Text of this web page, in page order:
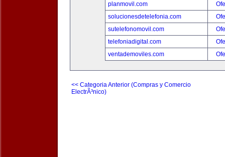
planmovil.com
solucionesdetelefonia.com
sutelefonomovil.com
telefoniadigital.com
ventademoviles.com
<< Categoria Anterior (Compras y Comercio
ElectrÃ³nico)